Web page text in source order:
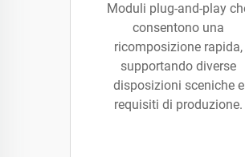
Moduli plug-and-play
consentono una
ricomposizione rapida,
supportando diverse
disposizioni sceniche e
requisiti di produzione.